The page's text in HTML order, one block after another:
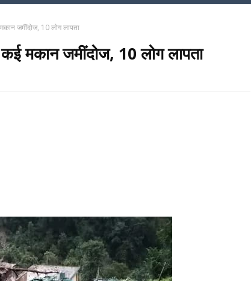
जमींदोज, 10 लोग लापता
कई मकान जमींदोज, 10 लोग लापता